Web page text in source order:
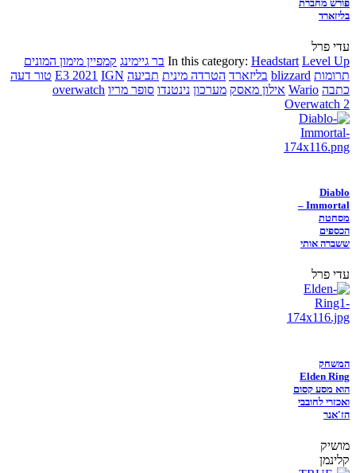
פורש מחברת
בליזארד
עדי פרל
In this category: Headstart Level Up בר גיימינג קמפיין מימון המונים
תרומות blizzard בליזארד הטרדה מינית תביעה E3 2021 IGN
טור דעה
כתבה Wario אילון מאסק מערכון נינטנדו סופר מריו overwatch
Overwatch 2
Diablo
Immortal –
מסחטת
הכספים
ששברה אותי
עדי פרל
המשחק
Elden Ring
הוא מסע קסום
ואכזרי לחובבי
הז'אנר
מושיק
קלינמן